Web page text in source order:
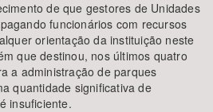
de que gestores de Unidades
funcionários com recursos
orientação da instituição neste
que destinou, nos últimos quatro
a administração de parques
quantidade significativa de
insuficiente.